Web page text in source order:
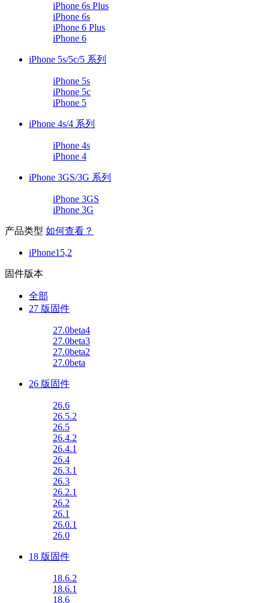
iPhone 6s Plus
iPhone 6s
iPhone 6 Plus
iPhone 6
iPhone 5s/5c/5 系列
iPhone 5s
iPhone 5c
iPhone 5
iPhone 4s/4 系列
iPhone 4s
iPhone 4
iPhone 3GS/3G 系列
iPhone 3GS
iPhone 3G
产品类型 如何查看？
iPhone15,2
固件版本
全部
27 版固件
27.0beta4
27.0beta3
27.0beta2
27.0beta
26 版固件
26.6
26.5.2
26.5
26.4.2
26.4.1
26.4
26.3.1
26.3
26.2.1
26.2
26.1
26.0.1
26.0
18 版固件
18.6.2
18.6.1
18.6